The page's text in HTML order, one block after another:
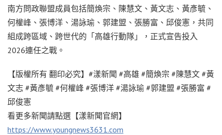
南方問政聯盟成員包括簡煥宗、陳慧文、黃文志、黃彥毓、
何權峰、張博洋、湯詠瑜、郭建盟、張勝富、邱俊憲，共同
組成跨區域、跨世代的「高雄行動隊」，正式宣告投入
2026連任之戰。
【版權所有 翻印必究】#漾新聞 #高雄 #簡煥宗 #陳慧文 #黃
文志 #黃彥毓 #何權峰 #張博洋 #湯詠瑜 #郭建盟 #張勝富 #
邱俊憲
看更多新聞請點選【漾新聞官網】
https://www.youngnews3631.com